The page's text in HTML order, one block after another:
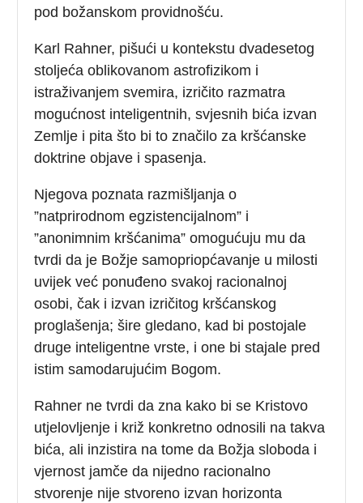
pod božanskom providnošću.
Karl Rahner, pišući u kontekstu dvadesetog
stoljeća oblikovanom astrofizikom i
istraživanjem svemira, izričito razmatra
mogućnost inteligentnih, svjesnih bića izvan
Zemlje i pita što bi to značilo za kršćanske
doktrine objave i spasenja.
Njegova poznata razmišljanja o
”natprirodnom egzistencijalnom” i
”anonimnim kršćanima” omogućuju mu da
tvrdi da je Božje samopriopćavanje u milosti
uvijek već ponuđeno svakoj racionalnoj
osobi, čak i izvan izričitog kršćanskog
proglašenja; šire gledano, kad bi postojale
druge inteligentne vrste, i one bi stajale pred
istim samodarujućim Bogom.
Rahner ne tvrdi da zna kako bi se Kristovo
utjelovljenje i križ konkretno odnosili na takva
bića, ali inzistira na tome da Božja sloboda i
vjernost jamče da nijedno racionalno
stvorenje nije stvoreno izvan horizonta